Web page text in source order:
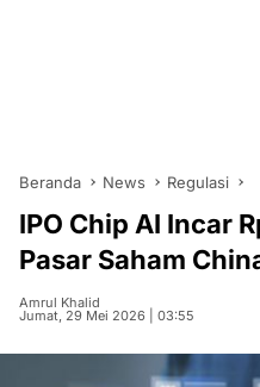
Beranda News Regulasi
IPO Chip AI Incar
Pasar Saham
Amrul Khalid
Jumat, 29 Mei 2026 | 03:55